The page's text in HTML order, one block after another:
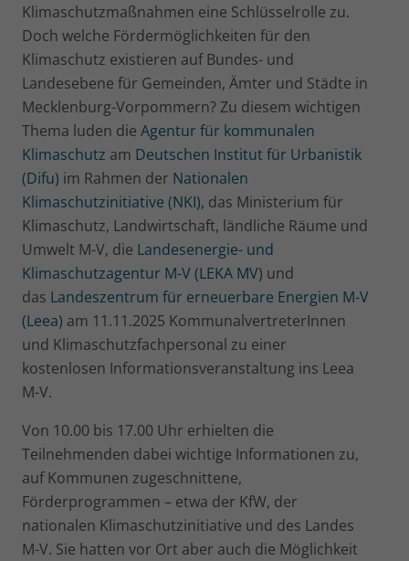
Klimaschutzmaßnahmen eine Schlüsselrolle zu.
Doch welche Fördermöglichkeiten für den
Klimaschutz existieren auf Bundes- und
Landesebene für Gemeinden, Ämter und Städte in
Mecklenburg-Vorpommern? Zu diesem wichtigen
Thema luden die Agentur für kommunalen
Klimaschutz am Deutschen Institut für Urbanistik
(Difu) im Rahmen der Nationalen
Klimaschutzinitiative (NKI), das Ministerium für
Klimaschutz, Landwirtschaft, ländliche Räume und
Umwelt M-V, die Landesenergie- und
Klimaschutzagentur M-V (LEKA MV) und
das Landeszentrum für erneuerbare Energien M-V
(Leea) am 11.11.2025 KommunalvertreterInnen
und Klimaschutzfachpersonal zu einer
kostenlosen Informationsveranstaltung ins Leea
M-V.
Von 10.00 bis 17.00 Uhr erhielten die
Teilnehmenden dabei wichtige Informationen zu,
auf Kommunen zugeschnittene,
Förderprogrammen – etwa der KfW, der
nationalen Klimaschutzinitiative und des Landes
M-V. Sie hatten vor Ort aber auch die Möglichkeit